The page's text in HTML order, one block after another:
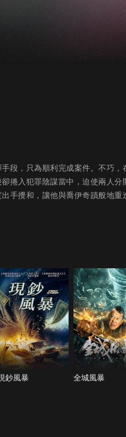
段，只為順利完成案件。不巧，
捲入犯罪陰謀當中，迫使兩人分
手攪和，讓他與喬伊奇蹟般地
鈔風暴 全城風暴